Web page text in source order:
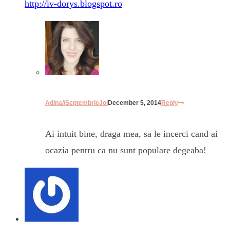
http://iv-dorys.blogspot.ro
Adina//SeptembrieJoiDecember 5, 2014Reply
Ai intuit bine, draga mea, sa le incerci cand ai
ocazia pentru ca nu sunt populare degeaba!